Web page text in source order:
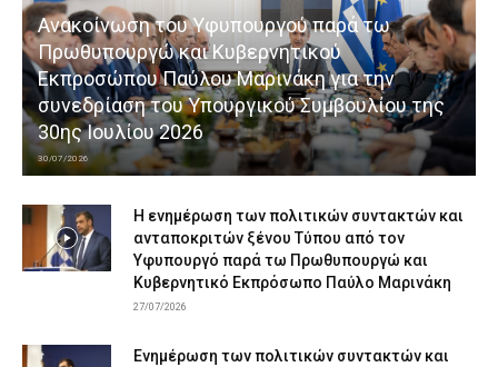
Ανακοίνωση του Υφυπουργού παρά τω
Πρωθυπουργώ και Κυβερνητικού
Εκπροσώπου Παύλου Μαρινάκη για την
συνεδρίαση του Υπουργικού Συμβουλίου της
30ης Ιουλίου 2026
30/07/2026
Η ενημέρωση των πολιτικών συντακτών και
ανταποκριτών ξένου Τύπου από τον
Υφυπουργό παρά τω Πρωθυπουργώ και
Κυβερνητικό Εκπρόσωπο Παύλο Μαρινάκη
27/07/2026
Ενημέρωση των πολιτικών συντακτών και